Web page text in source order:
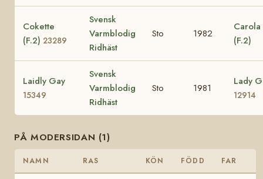
Cokette
(F.2) 23289
Svensk
Varmblodig
Ridhäst
Sto 1982
Carola
(F.2)
Laidly Gay
15349
Svensk
Varmblodig
Ridhäst
Sto 1981
Lady
12914
PÅ MODERSIDAN (1)
NAMN RAS KÖN FÖDD FAR